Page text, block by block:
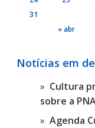
31
« abr
Notícias em
Cultura
sobre a
Agenda